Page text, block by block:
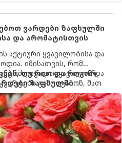
ვარდები ზაფხულში
და არომატისთვის
აქტიური ყვავილობისა და
იმისათვის, რომ
იყვავილონ და
გამოიტანონ, მათ
გამოკვება
პერიოდში მცენარის
ამიტომ
რომელი სასუქები
თუ რით და როგორ
ზაფხულში
მისაღწევად: